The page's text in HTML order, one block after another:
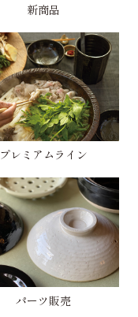
新商品
プレミアムライン
パーツ販売